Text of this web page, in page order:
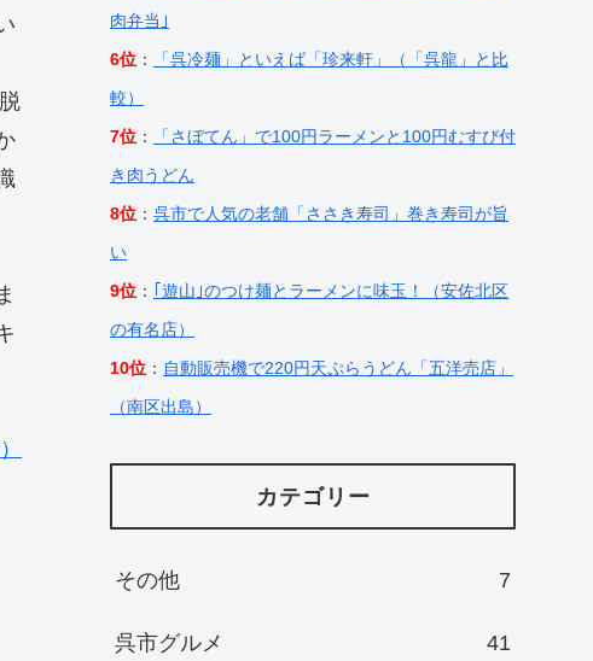
肉弁当｣
6位 ：
「呉冷麺」といえば「珍来軒」（「呉龍」と比
較）
7位 ：
「さぼてん」で100円ラーメンと100円むすび付
き肉うどん
8位 ： 呉市で人気の老舗「ささき寿司」巻き寿司が旨
い
9位 ：
｢遊山｣のつけ麺とラーメンに味玉！（安佐北区
の有名店）
10位 ： 自動販売機で220円天ぷらうどん「五洋売店」
（南区出島）
カテゴリー
その他 7
呉市グルメ 41